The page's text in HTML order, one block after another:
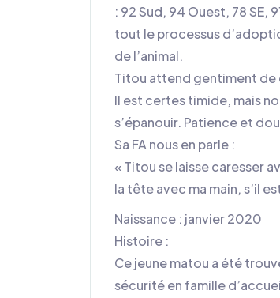
: 92 Sud, 94 Ouest, 78 SE,
tout le processus
de l’animal.
Titou attend gentiment de
Il est certes timide, mais
s’épanouir. Patience et
Sa FA nous en parle :
« Titou se laisse caresser
la tête avec ma main, s’il
Naissance : janvier 2020
Histoire :
Ce jeune matou a été
sécurité en famille